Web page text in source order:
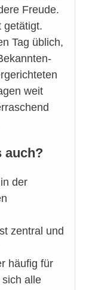
Freude.
getätigt.
Tag üblich,
weit
auch?
der
zentral und
häufig für
alle